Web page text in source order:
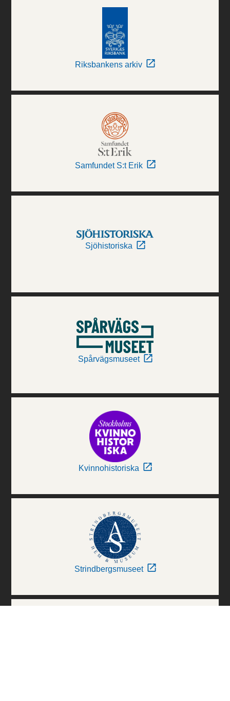
Riksbankens arkiv
Samfundet S:t Erik
Sjöhistoriska
Spårvägsmuseet
Kvinnohistoriska
Strindbergsmuseet